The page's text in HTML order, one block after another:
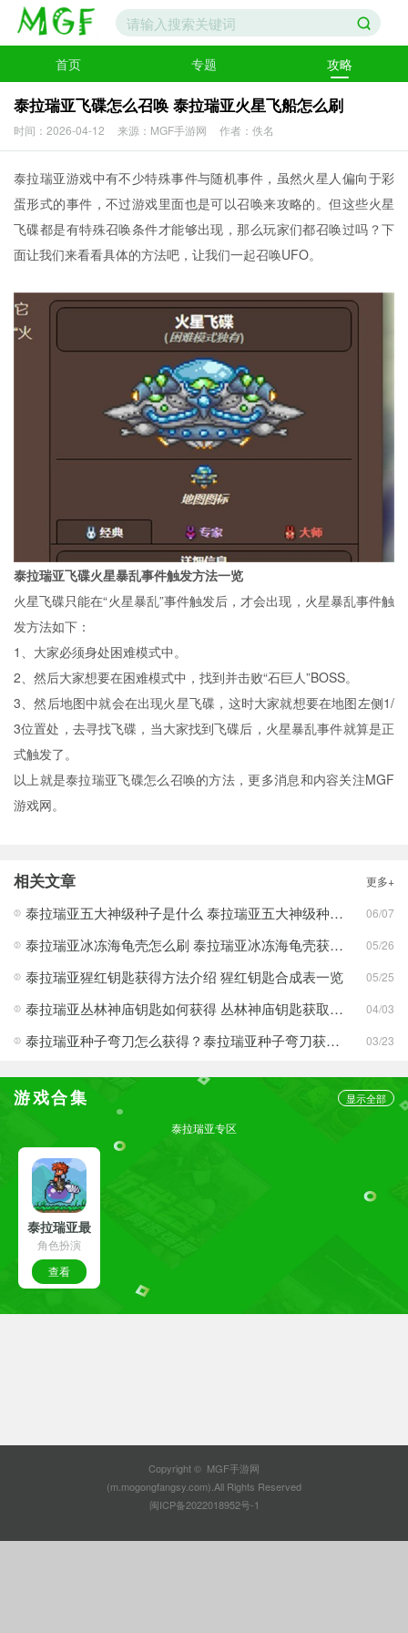
首页 专题 攻略
泰拉瑞亚飞碟怎么召唤 泰拉瑞亚火星飞船怎么刷
时间：2026-04-12 来源：MGF手游网 作者：佚名
泰拉瑞亚游戏中有不少特殊事件与随机事件，虽然火星人偏向于彩
蛋形式的事件，不过游戏里面也是可以召唤来攻略的。但这些火星
飞碟都是有特殊召唤条件才能够出现，那么玩家们都召唤过吗？下
面让我们来看看具体的方法吧，让我们一起召唤UFO。
泰拉瑞亚飞碟火星暴乱事件触发方法一览
火星飞碟只能在“火星暴乱”事件触发后，才会出现，火星暴乱事件触
发方法如下：
1、大家必须身处困难模式中。
2、然后大家想要在困难模式中，找到并击败“石巨人”BOSS。
3、然后地图中就会在出现火星飞碟，这时大家就想要在地图左侧1/
3位置处，去寻找飞碟，当大家找到飞碟后，火星暴乱事件就算是正
式触发了。
以上就是泰拉瑞亚飞碟怎么召唤的方法，更多消息和内容关注MGF
游戏网。
相关文章 更多+
泰拉瑞亚五大神级种子是什么 泰拉瑞亚五大神级种子推荐 06/07
泰拉瑞亚冰冻海龟壳怎么刷 泰拉瑞亚冰冻海龟壳获得方法介绍 05/26
泰拉瑞亚猩红钥匙获得方法介绍 猩红钥匙合成表一览 05/25
泰拉瑞亚丛林神庙钥匙如何获得 丛林神庙钥匙获取方法 04/03
泰拉瑞亚种子弯刀怎么获得？泰拉瑞亚种子弯刀获取途径介绍 03/23
游戏合集 显示全部
泰拉瑞亚专区
泰拉瑞亚最
新版
角色扮演
查看
Copyright © MGF手游网
(m.mogongfangsy.com).All Rights Reserved
闽ICP备2022018952号-1